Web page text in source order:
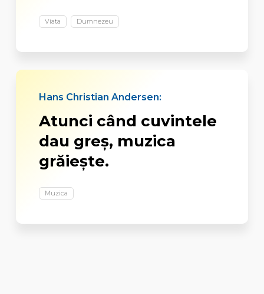
Viata Dumnezeu
Hans Christian Andersen:
Atunci când cuvintele
dau greş, muzica
grăieşte.
Muzica